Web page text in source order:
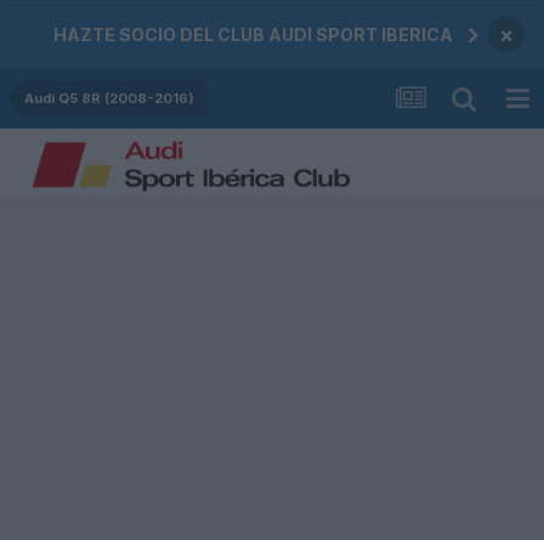
HAZTE SOCIO DEL CLUB AUDI SPORT IBERICA ×
Audi Q5 8R (2008-2016)